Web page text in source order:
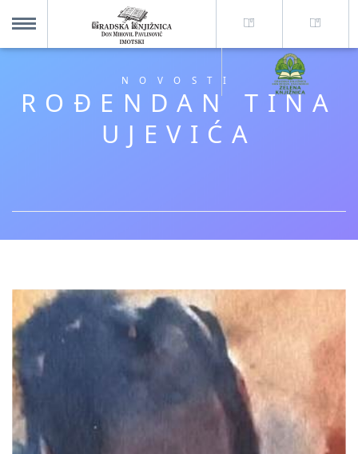
Kolajna – Mjesto koje spaja
Imotska krajina - dig. novine
NOVOSTI
ROĐENDAN TINA
UJEVIĆA